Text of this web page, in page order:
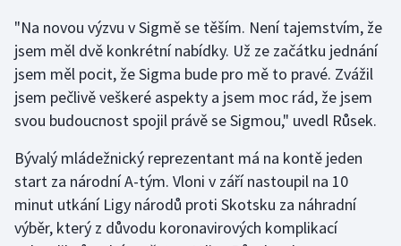
Golf
Gymnastika
Jezdectví
Judo
"Na novou výzvu v Sigmě se těším. Není tajemstvím, že
jsem měl dvě konkrétní nabídky. Už ze začátku jednání
jsem měl pocit, že Sigma bude pro mě to pravé. Zvážil
jsem pečlivě veškeré aspekty a jsem moc rád, že jsem
svou budoucnost spojil právě se Sigmou," uvedl Růsek.
Bývalý mládežnický reprezentant má na kontě jeden
start za národní A-tým. Vloni v září nastoupil na 10
minut utkání Ligy národů proti Skotsku za náhradní
výběr, který z důvodu koronavirových komplikací